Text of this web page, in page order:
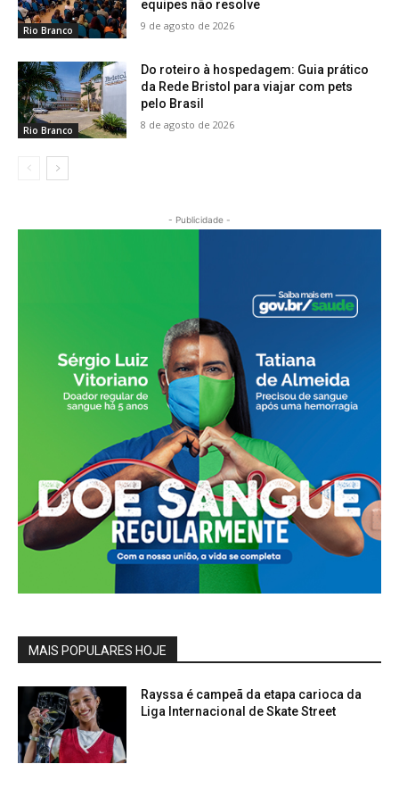
Rio Branco
equipes não resolve
9 de agosto de 2026
Rio Branco
Do roteiro à hospedagem: Guia prático
da Rede Bristol para viajar com pets
pelo Brasil
8 de agosto de 2026
- Publicidade -
MAIS POPULARES HOJE
Rayssa é campeã da etapa carioca da
Liga Internacional de Skate Street